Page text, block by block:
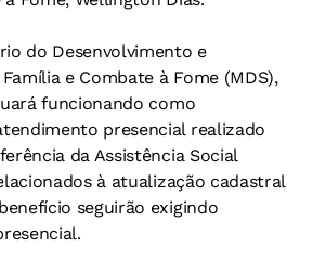
do Desenvolvimento e
e Combate à Fome (MDS),
funcionando como
presencial realizado
da Assistência Social
à atualização cadastral
seguirão exigindo